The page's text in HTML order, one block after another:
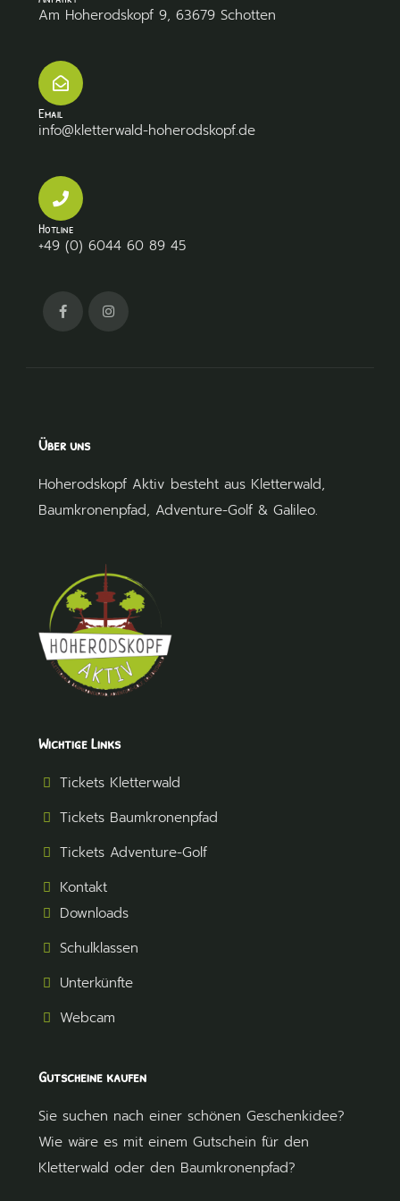
Am Hoherodskopf 9, 63679 Schotten
Email
info@kletterwald-hoherodskopf.de
Hotline
+49 (0) 6044 60 89 45
Über uns
Hoherodskopf Aktiv besteht aus Kletterwald,
Baumkronenpfad, Adventure-Golf &Galileo.
Wichtige Links
Tickets Kletterwald
Tickets Baumkronenpfad
Tickets Adventure-Golf
Kontakt
Downloads
Schulklassen
Unterkünfte
Webcam
Gutscheine kaufen
Sie suchen nach einer schönen Geschenkidee?
Wie wäre es mit einem Gutschein für den
Kletterwald oder den Baumkronenpfad?